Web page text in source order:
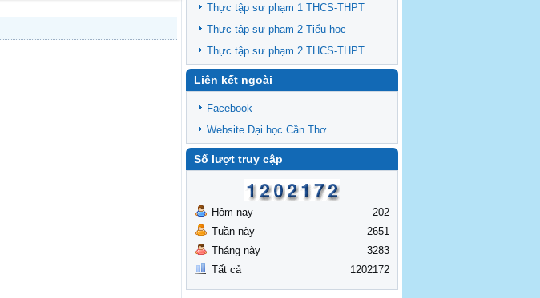
Thông báo chiêu sinh các lớp BDNVSP TH
K6, THCS K6, THPT K6
Thông báo chiêu sinh lớp BD NVSP cấp
chứng nhận khóa 4 năm 2025
Thông báo chiêu sinh lớp BD NVSP dạy
nhận khóa 03
Thông báo tổng khai giảng các lớp
BDNVSP TH K5, THCS K5, THPT K5
Thực tập sư phạm 1 THCS-THPT
Thực tập sư phạm 2 Tiểu học
Thực tập sư phạm 2 THCS-THPT
Liên kết ngoài
Facebook
Website Đại học Cần Thơ
Số lượt truy cập
Hôm nay
Tuần này
Tháng này
Tất cả
202
2651
3283
1202172